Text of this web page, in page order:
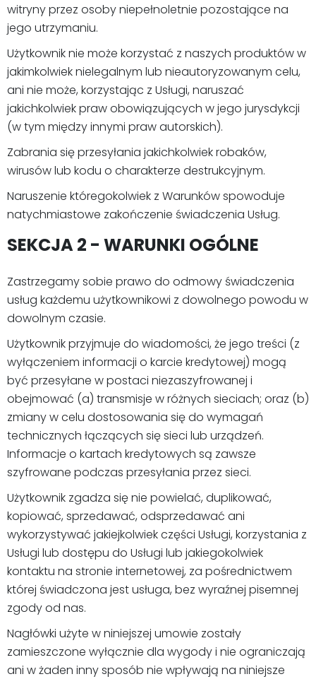
witryny przez osoby niepełnoletnie pozostające na
jego utrzymaniu.
Użytkownik nie może korzystać z naszych produktów w
jakimkolwiek nielegalnym lub nieautoryzowanym celu,
ani nie może, korzystając z Usługi, naruszać
jakichkolwiek praw obowiązujących w jego jurysdykcji
(w tym między innymi praw autorskich).
Zabrania się przesyłania jakichkolwiek robaków,
wirusów lub kodu o charakterze destrukcyjnym.
Naruszenie któregokolwiek z Warunków spowoduje
natychmiastowe zakończenie świadczenia Usług.
SEKCJA 2 - WARUNKI OGÓLNE
Zastrzegamy sobie prawo do odmowy świadczenia
usług każdemu użytkownikowi z dowolnego powodu w
dowolnym czasie.
Użytkownik przyjmuje do wiadomości, że jego treści (z
wyłączeniem informacji o karcie kredytowej) mogą
być przesyłane w postaci niezaszyfrowanej i
obejmować (a) transmisje w różnych sieciach; oraz (b)
zmiany w celu dostosowania się do wymagań
technicznych łączących się sieci lub urządzeń.
Informacje o kartach kredytowych są zawsze
szyfrowane podczas przesyłania przez sieci.
Użytkownik zgadza się nie powielać, duplikować,
kopiować, sprzedawać, odsprzedawać ani
wykorzystywać jakiejkolwiek części Usługi, korzystania z
Usługi lub dostępu do Usługi lub jakiegokolwiek
kontaktu na stronie internetowej, za pośrednictwem
której świadczona jest usługa, bez wyraźnej pisemnej
zgody od nas.
Nagłówki użyte w niniejszej umowie zostały
zamieszczone wyłącznie dla wygody i nie ograniczają
ani w żaden inny sposób nie wpływają na niniejsze